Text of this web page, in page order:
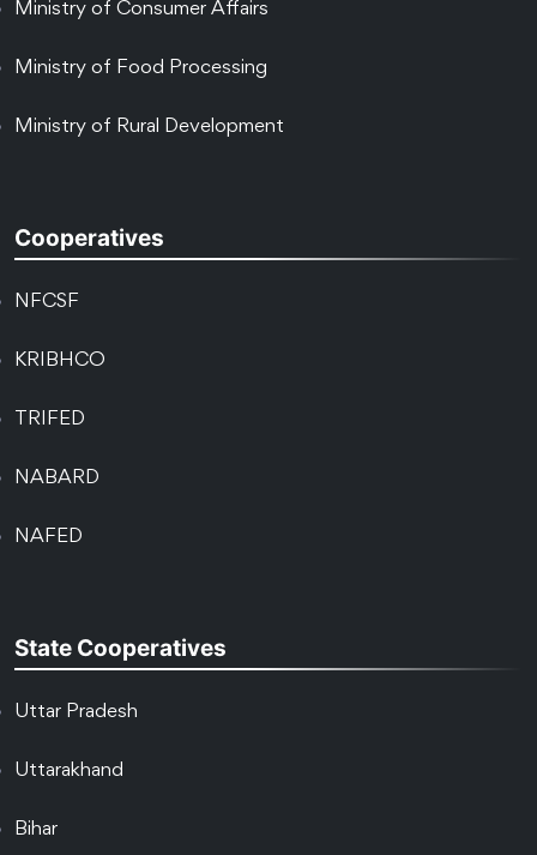
Ministry of Consumer Affairs
Ministry of Food Processing
Ministry of Rural Development
Cooperatives
NFCSF
KRIBHCO
TRIFED
NABARD
NAFED
State Cooperatives
Uttar Pradesh
Uttarakhand
Bihar